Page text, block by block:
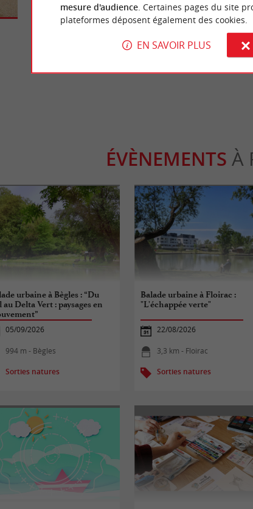
Faites voyager vos papilles à Bordeaux : 6
qui
ÉVÈNEMENTS À
urbaine à Bègles : “Du
au Delta Vert : paysages en
05/09/2026
994 m - Bègles
Sorties natures
Balade urbaine à Floirac :
"L'échappée verte"
22/08/2026
3,3 km - Floirac
Sorties natures
mesure d'audience. Certaines pages du site
plateformes déposent également des cookies.
EN SAVOIR PLUS